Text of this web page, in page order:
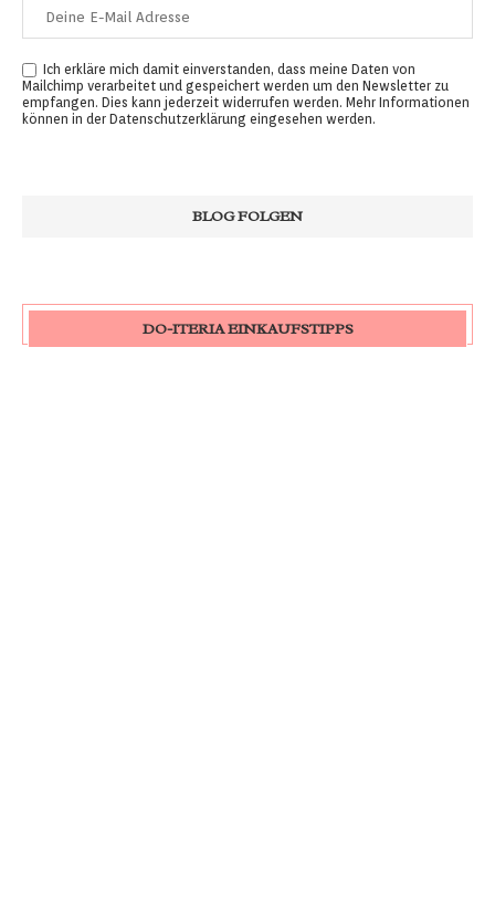
Ich erkläre mich damit einverstanden, dass meine Daten von
Mailchimp verarbeitet und gespeichert werden um den Newsletter zu
empfangen. Dies kann jederzeit widerrufen werden. Mehr Informationen
können in der Datenschutzerklärung eingesehen werden.
DO-ITERIA EINKAUFSTIPPS